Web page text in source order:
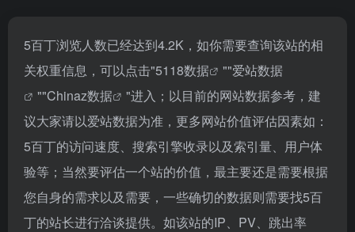
5百丁浏览人数已经达到4.2K，如你需要查询该站的相
关权重信息，可以点击"5118数据 ""爱站数据
""Chinaz数据
"进入；以目前的网站数据参考，建
议大家请以爱站数据为准，更多网站价值评估因素如：
5百丁的访问速度、搜索引擎收录以及索引量、用户体
验等；当然要评估一个站的价值，最主要还是需要根据
您自身的需求以及需要，一些确切的数据则需要找5百
丁的站长进行洽谈提供。如该站的IP、PV、跳出率